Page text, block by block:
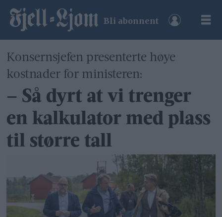
Bli abonnent
Konsernsjefen presenterte høye
kostnader for ministeren:
– Så dyrt at vi trenger
en kalkulator med plass
til større tall